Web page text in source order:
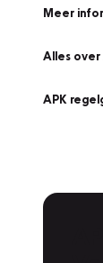
Meer
Alles over
APK